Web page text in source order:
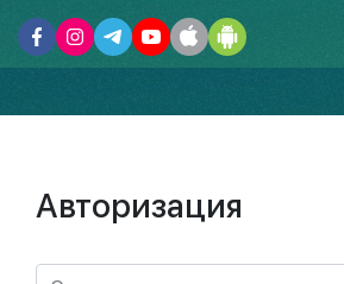
Авторизация